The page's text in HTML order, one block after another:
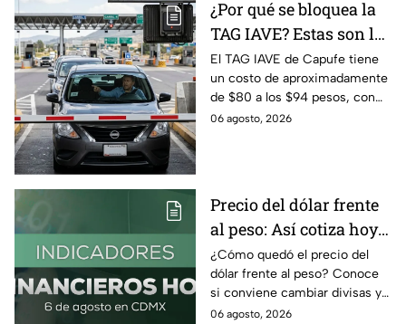
¿Por qué se bloquea la
TAG IAVE? Estas son las
razones por las que no
pasa en la caseta
El TAG IAVE de Capufe tiene
un costo de aproximadamente
de $80 a los $94 pesos, con
IVA incluido; te compartimos
06 agosto, 2026
Precio del dólar frente
al peso: Así cotiza hoy 6
de agosto 2026
¿Cómo quedó el precio del
dólar frente al peso? Conoce
si conviene cambiar divisas y
cómo el flujo en el estrecho de
06 agosto, 2026